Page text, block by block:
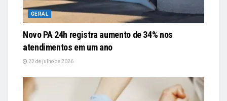
GERAL
Novo PA 24h registra aumento de 34% nos
atendimentos em um ano
22 de julho de 2026